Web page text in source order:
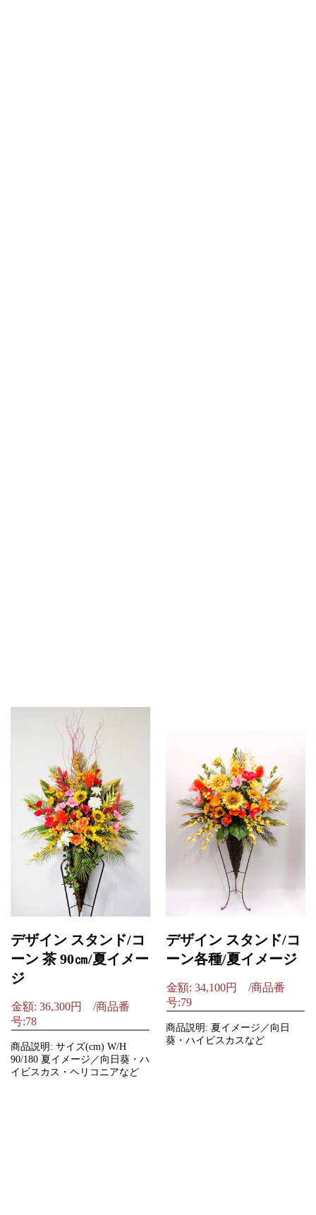
デザイン スタンド/コ
ーン 茶 90㎝/夏イメー
ジ
金額: 36,300円 /商品番
号:78
商品説明: サイズ(cm) W/H
90/180 夏イメージ／向日葵・ハ
イビスカス・ヘリコニアなど
デザイン スタンド/コ
ーン各種/夏イメージ
金額: 34,100円 /商品番
号:79
商品説明: 夏イメージ／向日
葵・ハイビスカスなど